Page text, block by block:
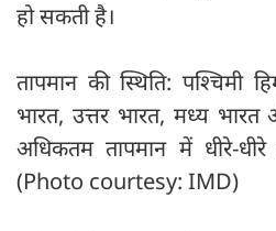
हो सकती है।
तापमान की स्थिति: पश्चिमी
भारत, उत्तर भारत, मध्य
अधिकतम तापमान में धीरे-
(Photo courtesy: IMD)